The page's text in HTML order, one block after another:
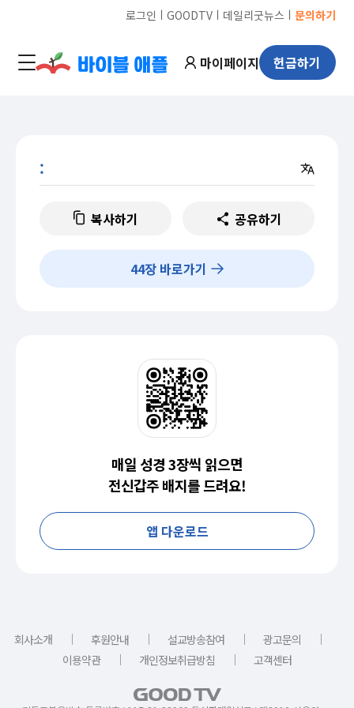
로그인 ㅣ GOODTVㅣ 데일리굿뉴스 ㅣ 문의하기
마이페이지 헌금하기
:
복사하기 공유하기
44장 바로가기
매일 성경 3장씩 읽으면
전신갑주 배지를 드려요!
앱 다운로드
회사소개 ｜ 후원안내 ｜ 설교방송참여 ｜ 광고문의
｜
이용약관
｜ 개인정보취급방침 ｜ 고객센터